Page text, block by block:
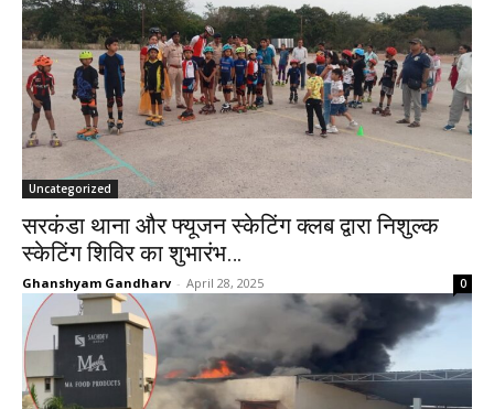
Uncategorized
सरकंडा थाना और फ्यूजन स्केटिंग क्लब द्वारा निशुल्क
स्केटिंग शिविर का शुभारंभ…
Ghanshyam Gandharv - April 28, 2025 0